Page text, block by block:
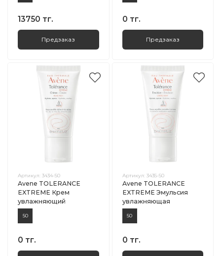
13750 тг.
Предзаказ
0 тг.
Предзаказ
Артикул: 3434-50
Avene TOLERANCE
EXTREME Крем
увлажняющий
50
0 тг.
Артикул: 3435-50
Avene TOLERANCE
EXTREME Эмульсия
увлажняющая
50
0 тг.